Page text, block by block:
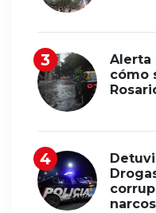
Alerta
cómo
narcos